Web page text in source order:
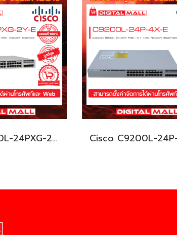
Cisco C9200L-24PXG-2Y-E อุปกรณ์ขยายสัญญาณ (Gigabit Switch Hub)